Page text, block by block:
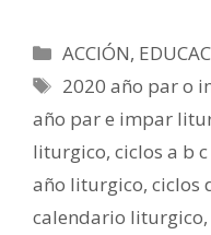
Categorías
ACCIÓN,
Etiquetas
2020 año par o
año par e impar
liturgico, ciclos a b
año liturgico, ciclos
calendario liturgico,